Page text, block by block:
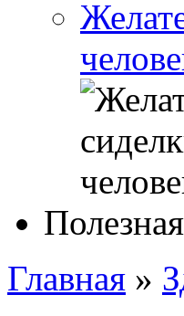
Главная »